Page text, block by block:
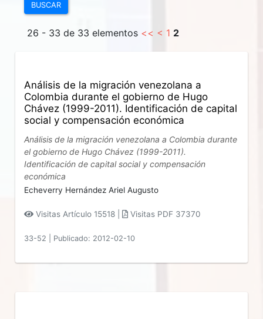
BUSCAR
26 - 33 de 33 elementos << < 1 2
Análisis de la migración venezolana a
Colombia durante el gobierno de Hugo
Chávez (1999-2011). Identificación de capital
social y compensación económica
Análisis de la migración venezolana a Colombia durante
el gobierno de Hugo Chávez (1999-2011).
Identificación de capital social y compensación
económica
Echeverry Hernández Ariel Augusto
Visitas Artículo 15518 | Visitas PDF 37370
33-52 Publicado: 2012-02-10